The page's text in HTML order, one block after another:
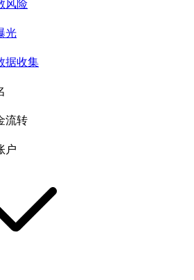
风险
光
据收集
流转
户